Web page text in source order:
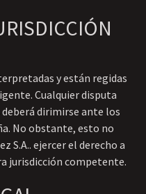
y están regidas
Cualquier disputa
dirimirse ante los
No obstante, esto no
S.A.. ejercer el derecho a
jurisdicción competente.